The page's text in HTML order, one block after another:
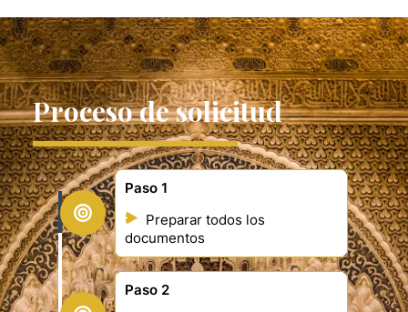
Proceso de solicitud
Paso 1
Preparar todos los
documentos
Paso 2